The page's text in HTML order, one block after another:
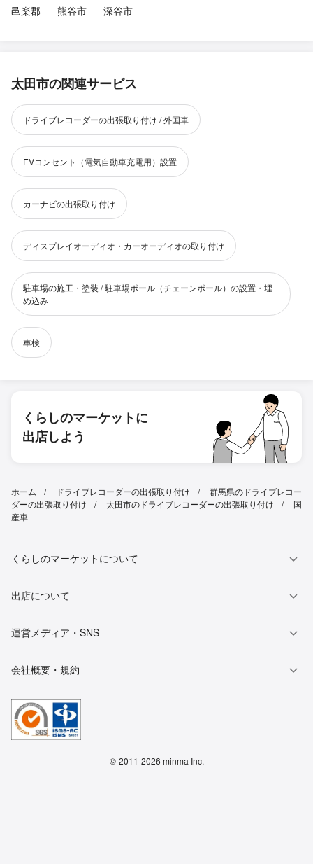
邑楽郡
熊谷市 深谷市
太田市の関連サービス
ドライブレコーダーの出張取り付け / 外国車
EVコンセント（電気自動車充電用）設置
カーナビの出張取り付け
ディスプレイオーディオ・カーオーディオの取り付け
駐車場の施工・塗装 / 駐車場ポール（チェーンポール）の設置・埋
め込み
車検
くらしのマーケットに
出店しよう
ホーム ドライブレコーダーの出張取り付け
群馬県のドライブレコー
ダーの出張取り付け
太田市のドライブレコーダーの出張取り付け
国
産車
くらしのマーケットについて
出店について
運営メディア・SNS
会社概要・規約
© 2011-2026 minma Inc.